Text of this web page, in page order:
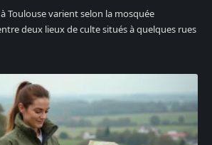
Toulouse varient selon la mosquée
deux lieux de culte situés à quelques rues